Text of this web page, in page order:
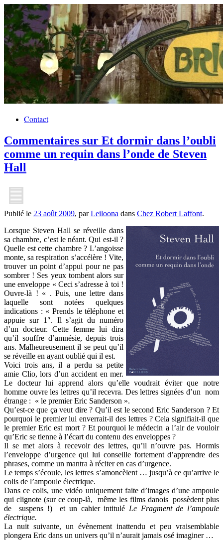
Contact
Commentaires sur Et dormir dans l’oubli
comme un requin dans l’onde de Steven
Hall
Publié le 23 août 2009, parLeiloona dans Chez Robert Laffont.
Lorsque Steven Hall se réveille dans
sa chambre, c’est le néant. Qui est-il ?
Quelle est cette chambre ? L’angoisse
monte, sa respiration s’accélère ! Vite,
trouver un point d’appui pour ne pas
sombrer ! Ses yeux tombent alors sur
une enveloppe « Ceci s’adresse à toi !
Ouvre-là ! « . Puis, une lettre dans
laquelle sont notées quelques
indications : « Prends le téléphone et
appuie sur 1″. Il s’agit du numéro
d’un docteur. Cette femme lui dira
qu’il souffre d’amnésie, depuis trois
ans. Malheureusement il se peut qu’il
se réveille en ayant oublié qui il est.
Voici trois ans, il a perdu sa petite
amie Clio, lors d’un accident en mer.
Le docteur lui apprend alors qu’elle voudrait éviter que notre
homme ouvre les lettres qu’il recevra. Des lettres signées d’un nom
étrange : « le premier Eric Sanderson ».
Qu’est-ce que ça veut dire ? Qu’il est le second Eric Sanderson ? Et
pourquoi le premier lui enverrait-il des lettres ? Cela signifiait-il que
le premier Eric est mort ? Et pourquoi le médecin a l’air de vouloir
qu’Eric se tienne à l’écart du contenu des enveloppes ?
Il se met alors à recevoir des lettres, qu’il n’ouvre pas. Hormis
l’enveloppe d’urgence qui lui conseille fortement d’apprendre des
phrases, comme un mantra à réciter en cas d’urgence.
Le temps s’écoule, les lettres s’amoncèlent … jusqu’à ce qu’arrive le
colis de l’ampoule électrique.
Dans ce colis, une vidéo uniquement faite d’images d’une ampoule
qui clignote (sur ce coup-là,
même les films danois possèdent plus
de suspens !) et un cahier intitulé Le Fragment de l’ampoule
électrique.
La nuit suivante, un évènement inattendu et peu vraisemblable
plongera Eric dans un univers qu’il n’aurait jamais osé imaginer …